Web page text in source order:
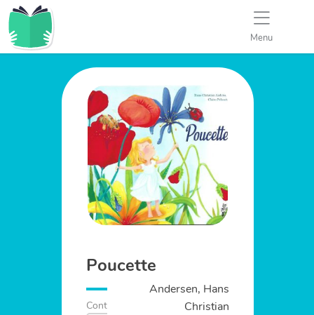
Menu
Poucette
Andersen, Hans
Christian
Conte Nature